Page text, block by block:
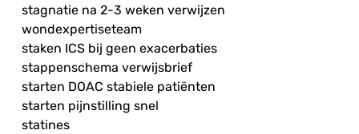
stagnatie na 2-3 weken verwijzen
wondexpertiseteam
staken ICS bij geen exacerbaties
stappenschema verwijsbrief
starten DOAC stabiele patiënten
starten pijnstilling snel
statines